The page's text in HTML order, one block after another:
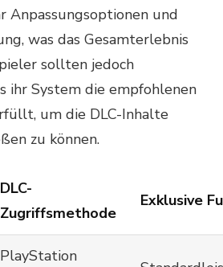
Anpassungsoptionen und
was das Gesamterlebnis
sollten jedoch
ihr System die empfohlenen
um die DLC-Inhalte
zu können.
DLC-
Zugriffsmethode
Exklusive
PlayStation